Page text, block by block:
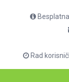
Rad